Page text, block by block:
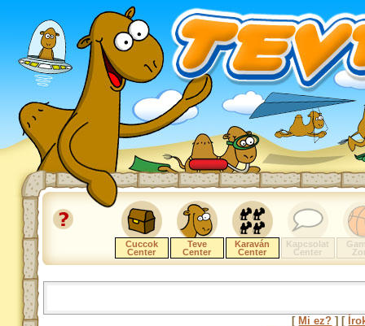
Cuccok
Center
Teve
Center
Karaván
Center
Kapcsolat
Center
[ Mi ez? ] [